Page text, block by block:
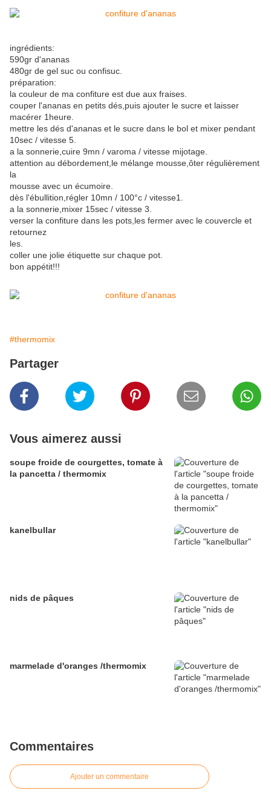
ingrédients:
590gr d'ananas
480gr de gel suc ou confisuc.
préparation:
la couleur de ma confiture est due aux fraises.
couper l'ananas en petits dés,puis ajouter le sucre et laisser
macérer 1heure.
mettre les dés d'ananas et le sucre dans le bol et mixer pendant
10sec / vitesse 5.
a la sonnerie,cuire 9mn / varoma / vitesse mijotage.
attention au débordement,le mélange mousse,ôter régulièrement
la
mousse avec un écumoire.
dès l'ébullition,régler 10mn / 100°c / vitesse1.
a la sonnerie,mixer 15sec / vitesse 3.
verser la confiture dans les pots,les fermer avec le couvercle et
retournez
les.
coller une jolie étiquette sur chaque pot.
bon appétit!!!
#thermomix
Partager
Vous aimerez aussi
soupe froide de courgettes, tomate à
la pancetta / thermomix
kanelbullar
nids de pâques
marmelade d'oranges /thermomix
Commentaires
Ajouter un commentaire